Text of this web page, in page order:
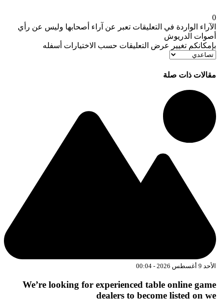
الواردة في التعليقات تعبر عن آراء أصحابها وليس عن رأي
الدريوش
تغيير عرض التعليقات حسب الاختيارات أسفله
ذات صلة
9 أغسطس 2026 - 00:04
We’re looking for experienced table online
dealers to become listed on